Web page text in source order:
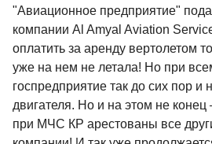
"Авиационное предприятие"
компании Al Amyal Aviation
оплатить за аренду вертолетом
уже на нем не летала! Но при
госпредприятие так до сих пор и
двигателя. Но и на этом не
при МЧС КР арестованы все